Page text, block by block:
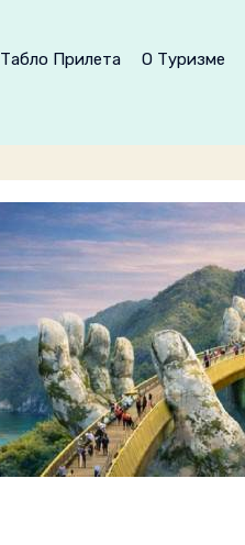
Табло Прилета
О Туризме